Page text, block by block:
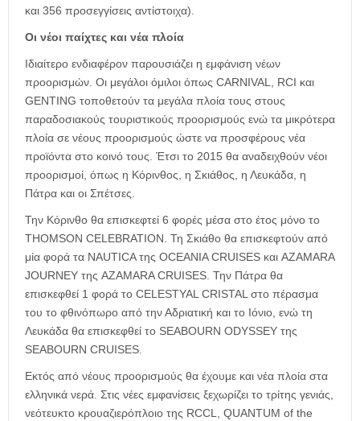
και 356 προσεγγίσεις αντίστοιχα).
Οι νέοι παίχτες και νέα πλοία
Ιδιαίτερο ενδιαφέρον παρουσιάζει η εμφάνιση νέων
προορισμών. Οι μεγάλοι όμιλοι όπως CARNIVAL, RCI και
GENTING τοποθετούν τα μεγάλα πλοία τους στους
παραδοσιακούς τουριστικούς προορισμούς ενώ τα μικρότερα
πλοία σε νέους προορισμούς ώστε να προσφέρους νέα
προϊόντα στο κοινό τους. Έτσι το 2015 θα αναδειχθούν νέοι
προορισμοί, όπως η Κόρινθος, η Σκιάθος, η Λευκάδα, η
Πάτρα και οι Σπέτσες.
Την Κόρινθο θα επισκεφτεί 6 φορές μέσα στο έτος μόνο το
THOMSON CELEBRATION. Τη Σκιάθο θα επισκεφτούν από
μία φορά τα NAUTICA της OCEANIA CRUISES και AZAMARA
JOURNEY της AZAMARA CRUISES. Την Πάτρα θα
επισκεφθεί 1 φορά το CELESTYAL CRISTAL στο πέρασμα
του το φθινόπωρο από την Αδριατική και το Ιόνιο, ενώ τη
Λευκάδα θα επισκεφθεί το SEABOURN ODYSSEY της
SEABOURN CRUISES.
Εκτός από νέους προορισμούς θα έχουμε και νέα πλοία στα
ελληνικά νερά. Στις νέες εμφανίσεις ξεχωρίζει το τρίτης γενιάς,
νεότευκτο κρουαζιερόπλοιο της RCCL, QUANTUM of the